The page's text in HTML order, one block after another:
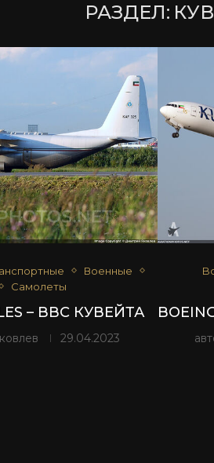
РАЗДЕЛ:
Военные
Самолеты
– ВВС КУВЕЙТА
29.04.2023